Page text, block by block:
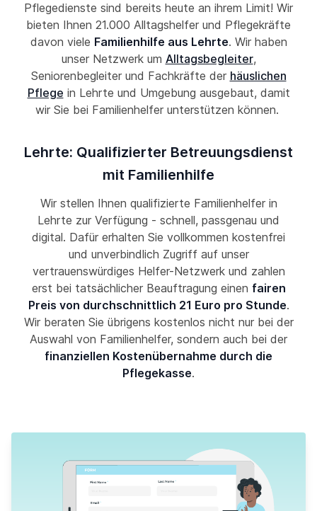
Pflegedienste sind bereits heute an ihrem Limit! Wir
bieten Ihnen 21.000 Alltagshelfer und Pflegekräfte
davon viele Familienhilfe aus Lehrte. Wir haben
unser Netzwerk um Alltagsbegleiter,
Seniorenbegleiter und Fachkräfte der häuslichen
Pflege in Lehrte und Umgebung ausgebaut, damit
wir Sie bei Familienhelfer unterstützen können.
Lehrte: Qualifizierter Betreuungsdienst
mit Familienhilfe
Wir stellen Ihnen qualifizierte Familienhelfer in
Lehrte zur Verfügung - schnell, passgenau und
digital. Dafür erhalten Sie vollkommen kostenfrei
und unverbindlich Zugriff auf unser
vertrauenswürdiges Helfer-Netzwerk und zahlen
erst bei tatsächlicher Beauftragung einen fairen
Preis von durchschnittlich 21 Euro pro Stunde.
Wir beraten Sie übrigens kostenlos nicht nur bei der
Auswahl von Familienhelfer, sondern auch bei der
finanziellen Kostenübernahme durch die
Pflegekasse.